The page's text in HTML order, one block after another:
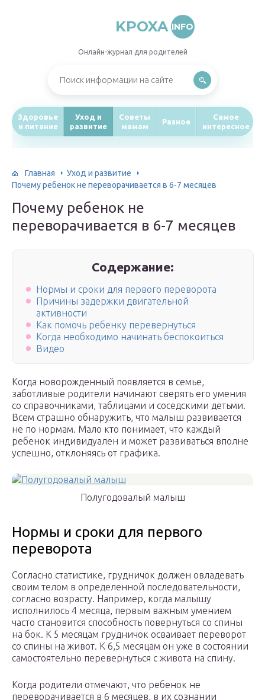
KPOXA INFO
Онлайн-журнал для родителей
Здоровье
и питание
Уход и
развитие
Советы
мамам
Разное
Самое
интересное
Главная
Уход и развитие
Почему ребенок не переворачивается в 6-7 месяцев
Почему ребенок не
переворачивается в 6-7 месяцев
Содержание:
Нормы и сроки для первого переворота
Причины задержки двигательной
активности
Как помочь ребенку перевернуться
Когда необходимо начинать беспокоиться
Видео
Когда новорожденный появляется в семье,
заботливые родители начинают сверять его умения
со справочниками, таблицами и соседскими детьми.
Всем страшно обнаружить, что малыш развивается
не по нормам. Мало кто понимает, что каждый
ребенок индивидуален и может развиваться вполне
успешно, отклоняясь от графика.
Полугодовалый малыш
Нормы и сроки для первого
переворота
Согласно статистике, грудничок должен овладевать
своим телом в определенной последовательности,
согласно возрасту. Например, когда малышу
исполнилось 4 месяца, первым важным умением
часто становится способность повернуться со спины
на бок. К 5 месяцам грудничок осваивает переворот
со спины на живот. К 6,5 месяцам он уже в состоянии
самостоятельно перевернуться с живота на спину.
Когда родители отмечают, что ребенок не
переворачивается в 6 месяцев, в их сознании